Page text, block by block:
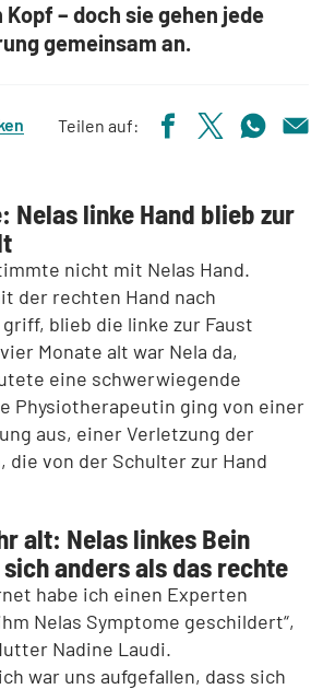
Kopf – doch sie gehen jede
gemeinsam an.
Teilen auf:
Nelas linke Hand blieb zur
nicht mit Nelas Hand.
der rechten Hand nach
blieb die linke zur Faust
Monate alt war Nela da,
eine schwerwiegende
Physiotherapeutin ging von einer
aus, einer Verletzung der
die von der Schulter zur Hand
alt: Nelas linkes Bein
anders als das rechte
habe ich einen Experten
Nelas Symptome geschildert“,
Nadine Laudi.
war uns aufgefallen, dass sich